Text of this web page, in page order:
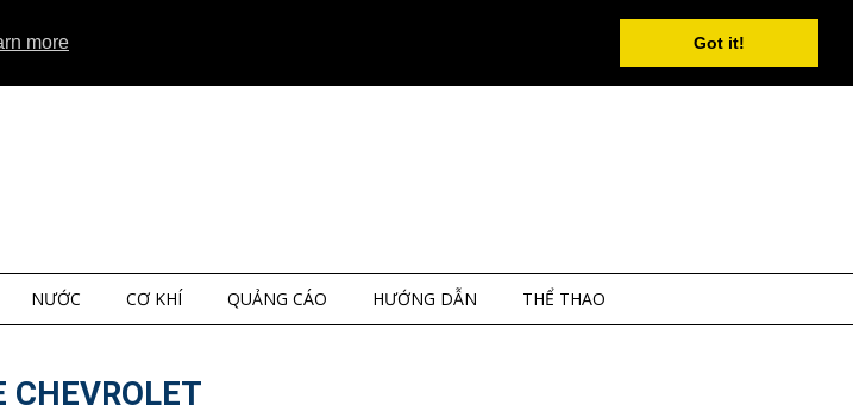
more Got it!
NƯỚC CƠ KHÍ QUẢNG CÁO HƯỚNG DẪN THỂ THAO
CHEVROLET